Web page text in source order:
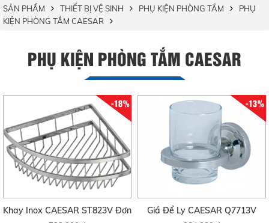
SẢN PHẨM THIẾT BỊ VỆ SINH PHỤ KIỆN PHÒNG TẮM
PHỤ
KIỆN PHÒNG TẮM CAESAR
PHỤ KIỆN PHÒNG TẮM CAESAR
-18%
Khay Inox CAESAR ST823V Đơn
-13%
Giá Để Ly CAESAR Q7713V